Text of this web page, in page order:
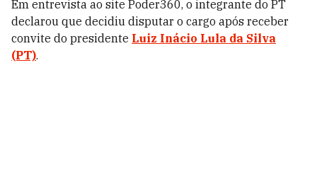
Em entrevista ao site Poder360, o integrante do PT
declarou que decidiu disputar o cargo após receber
convite do presidente Luiz Inácio Lula da Silva
(PT).